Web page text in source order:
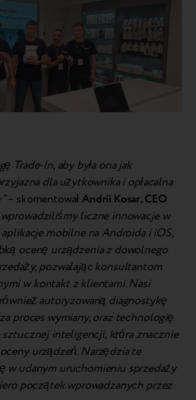
Trade-In, aby była ona jak
dla użytkownika i opłacalna
– skomentowałAndrii Kosar, CEO
liczne innowacje w
mobilne na Androida i iOS,
ocenę urządzenia z dowolnego
pozwalając konsultantom
w kontakt z klientami. Nasi
autoryzowaną diagnostykę
proces wymiany, oraz technologię
inteligencji, która znacznie
urządzeń. Narzędzia te
w udanym uruchomieniu sprzedaży
początek wprowadzanych przez